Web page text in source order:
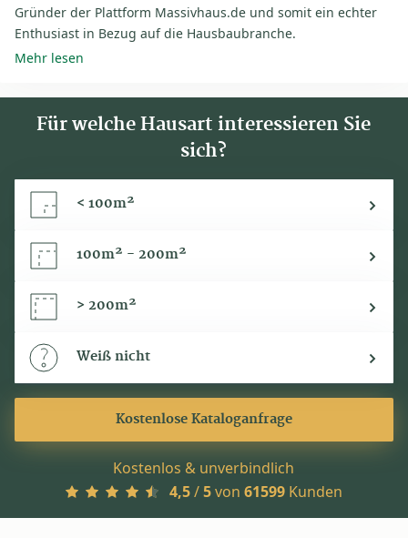
Gründer der Plattform Massivhaus.de und somit ein echter
Enthusiast in Bezug auf die Hausbaubranche.
Mehr lesen
Für welche Hausart interessieren Sie
sich?
< 100m²
100m² - 200m²
> 200m²
Weiß nicht
Kostenlose Kataloganfrage
Kostenlos & unverbindlich
4,5/5von 61599Kunden